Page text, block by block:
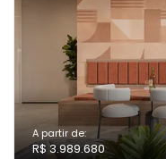
A partir de:
R$ 3.989.680